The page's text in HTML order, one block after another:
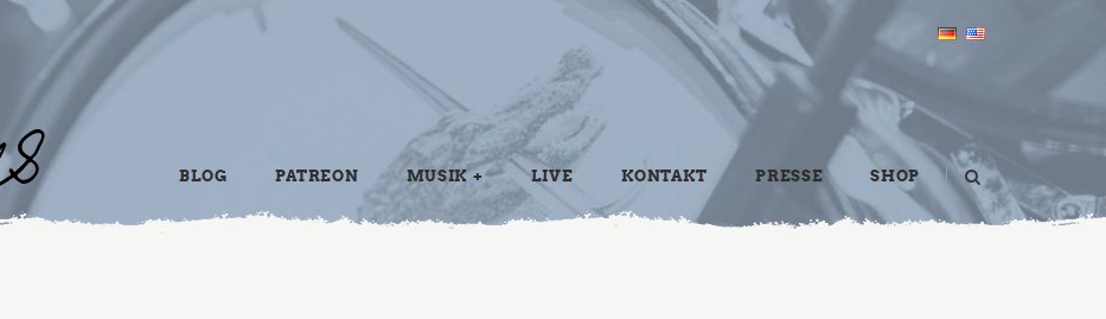
BLOG PATREON MUSIK LIVE KONTAKT PRESSE SHOP